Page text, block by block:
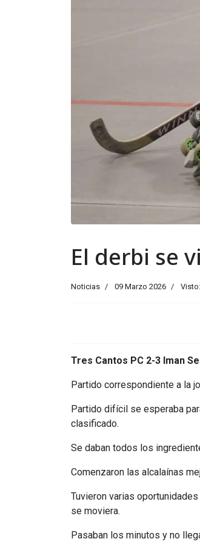
El derbi se
Noticias 09 Marzo 2026
Tres Cantos PC 2-3 Iman
Partido correspondiente a la
Partido difícil se esperaba
clasificado.
Se daban todos los
Comenzaron las alcalaínas
Tuvieron varias
se moviera.
Pasaban los minutos y no